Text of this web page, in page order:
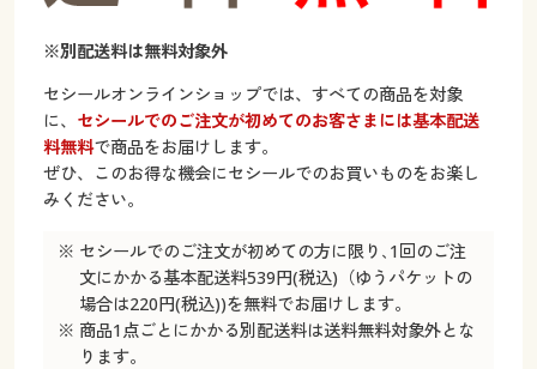
ご注文は
お届けは
お支払いは
会員登録・お客様情報について
※別配送料は無料対象外
セシールオンラインショップでは、すべての商品を対象
に、 セシールでのご注文が初めてのお客さまには基本配送
料無料で商品をお届けします。
ぜひ、このお得な機会にセシールでのお買いものをお楽し
みください。
※ セシールでのご注文が初めての方に限り､1回のご注
文にかかる基本配送料539円(税込)（ゆうパケットの
場合は220円(税込))を無料でお届けします。
※ 商品1点ごとにかかる別配送料は送料無料対象外とな
ります。